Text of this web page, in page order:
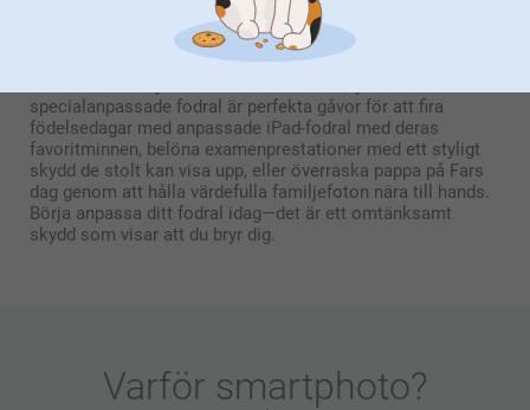
Ett personligt iPad-skal förvandlar en vardaglig enhet till
något riktigt speciellt. Skapa ett fodral som ger glädje varje
gång de använder sin surfplatta—oavsett om det är ett foto
specialanpassade fodral är perfekta gåvor för att fira
födelsedagar med anpassade iPad-fodral med deras
favoritminnen, belöna examenprestationer med ett styligt
skydd de stolt kan visa upp, eller överraska pappa på Fars
dag genom att hålla värdefulla familjefoton nära till hands.
Börja anpassa ditt fodral idag—det är ett omtänksamt
skydd som visar att du bryr dig.
Varför smartphoto?